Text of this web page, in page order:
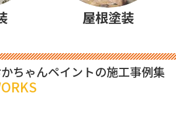
屋根塗装
ちゃんペイントの施工事例集